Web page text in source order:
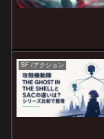
SF /アクション